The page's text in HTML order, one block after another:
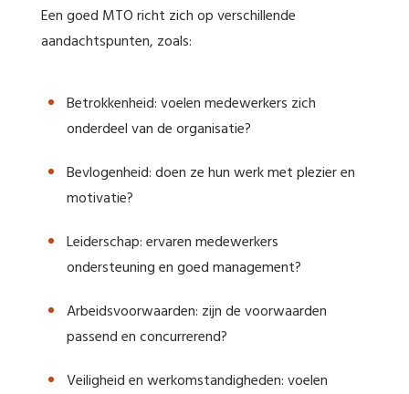
Een goed MTO richt zich op verschillende
aandachtspunten, zoals:
Betrokkenheid: voelen medewerkers zich
onderdeel van de organisatie?
Bevlogenheid: doen ze hun werk met plezier en
motivatie?
Leiderschap: ervaren medewerkers
ondersteuning en goed management?
Arbeidsvoorwaarden: zijn de voorwaarden
passend en concurrerend?
Veiligheid en werkomstandigheden: voelen